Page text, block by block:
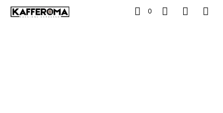
0